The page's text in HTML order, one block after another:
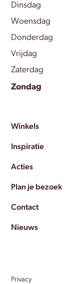
Dinsdag
Woensdag
Donderdag
Vrijdag
Zaterdag
Zondag
Winkels
Inspiratie
Acties
Plan je bezoek
Contact
Nieuws
Privacy